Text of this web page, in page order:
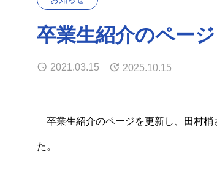
福井 恒明 教授 （Tsuneaki FUKUI）
Laboratories
都市環境デザイン工学科の研究室
卒業生紹介のペー
2021.03.15 2025.10.15
卒業生紹介のページを更新し、田村梢
た。